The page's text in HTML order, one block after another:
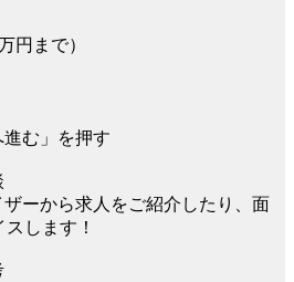
円まで）
進む」を押す
ーから求人をご紹介したり、面
します！